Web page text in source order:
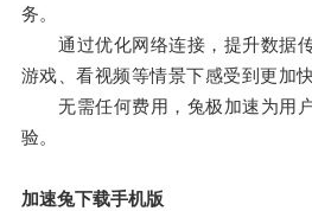
务。
通过优化网络连接，提升数据
游戏、看视频等情景下感受到更加
无需任何费用，兔极加速为用
验。
加速兔下载手机版